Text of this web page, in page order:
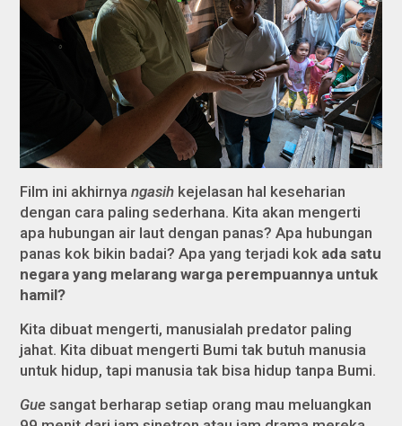
Film ini akhirnyangasih kejelasan hal keseharian
dengan cara paling sederhana. Kita akan mengerti
apa hubungan air laut dengan panas? Apa hubungan
panas kok bikin badai? Apa yang terjadi kok ada satu
negara yang melarang warga perempuannya untuk
hamil?
Kita dibuat mengerti, manusialah predator paling
jahat. Kita dibuat mengerti Bumi tak butuh manusia
untuk hidup, tapi manusia tak bisa hidup tanpa Bumi.
Gue sangat berharap setiap orang mau meluangkan